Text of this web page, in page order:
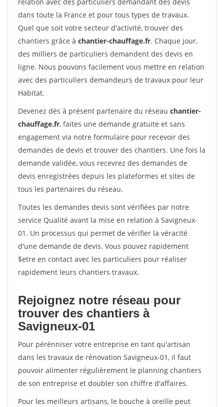
dans toute la France et pour tous types de travaux.
Quel que soit votre secteur d'activité, trouver des
chantiers grâce à chantier-chauffage.fr. Chaque jour,
des milliers de particuliers demandent des devis en
ligne. Nous pouvons facilement vous mettre en relation
avec des particuliers demandeurs de travaux pour leur
Habitat.
Devenez dès à présent partenaire du réseau chantier-
chauffage.fr, faites une demande gratuite et sans
engagement via notre formulaire pour recevoir des
demandes de devis et trouver des chantiers. Une fois la
demande validée, vous recevrez des demandes de
devis enregistrées depuis les plateformes et sites de
tous les partenaires du réseau.
Toutes les demandes devis sont vérifiées par notre
service Qualité avant la mise en relation à Savigneux-
01. Un processus qui permet de vérifier la véracité
d'une demande de devis. Vous pouvez rapidement
$etre en contact avec les particuliers pour réaliser
rapidement leurs chantiers travaux.
Rejoignez notre réseau pour
trouver des chantiers à
Savigneux-01
Pour pérénniser votre entreprise en tant qu'artisan
dans les travaux de rénovation Savigneux-01, il faut
pouvoir alimenter régulièrement le planning chantiers
de son entreprise et doubler son chiffre d'affaires.
Pour les meilleurs artisans, le bouche à oreille peut